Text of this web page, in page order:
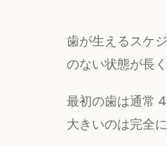
歯が生えるスケ
のない状態が長
最初の歯は通常
大きいのは完全